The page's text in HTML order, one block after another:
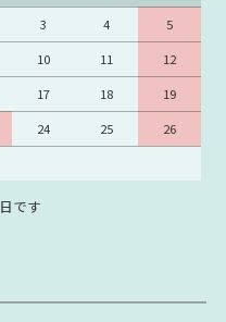
3 4
5
10 11
12
17 18
19
24 25
26
です